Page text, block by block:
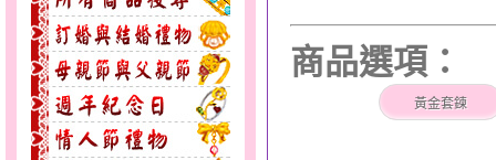
商品選項：
黃金套鍊